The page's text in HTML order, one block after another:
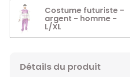
Costume futuriste -
argent - homme -
L/XL
Détails du produit